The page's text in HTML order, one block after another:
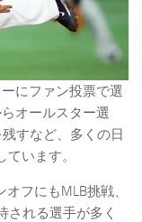
にファン投票で選
オールスター選
すなど、多くの日
います。
フにもMLB挑戦、
される選手が多く